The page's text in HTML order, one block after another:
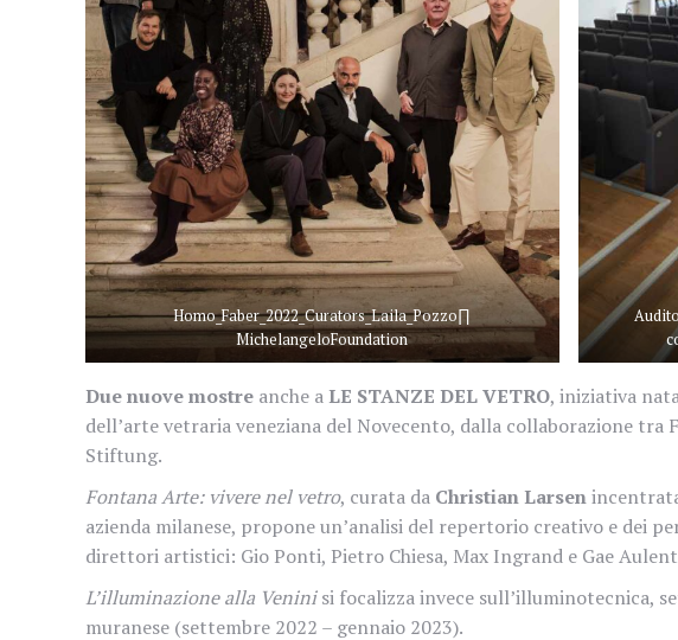
Homo_Faber_2022_Curators_Laila_Pozzo∏
MichelangeloFoundation
Due nuove mostre anche aLE STANZE DEL VETRO, iniziativa
dell’arte vetraria veneziana del Novecento, dalla collaborazione tra
Stiftung.
Fontana Arte: vivere nel vetro, curata da Christian Larsen
azienda milanese, propone un’analisi del repertorio creativo e dei
direttori artistici: Gio Ponti, Pietro Chiesa, Max Ingrand e Gae
L’illuminazione alla Veninisi focalizza invece sull’illuminotecnica,
muranese (settembre 2022 – gennaio 2023).